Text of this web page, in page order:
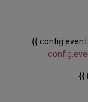
{{
{{